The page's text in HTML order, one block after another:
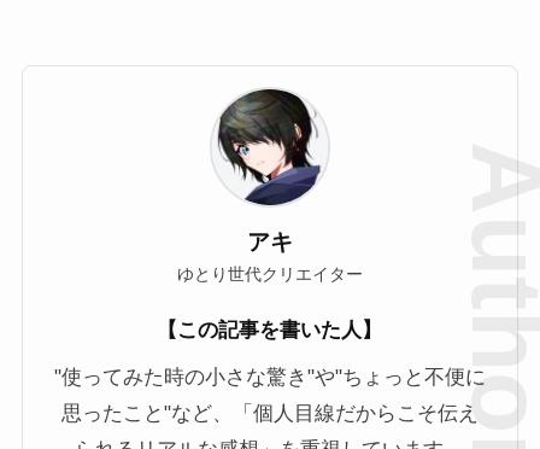
アキ
ゆとり世代クリエイター
【この記事を書いた人】
"使ってみた時の小さな驚き"や"ちょっと不便に
思ったこと"など、「個人目線だからこそ伝え